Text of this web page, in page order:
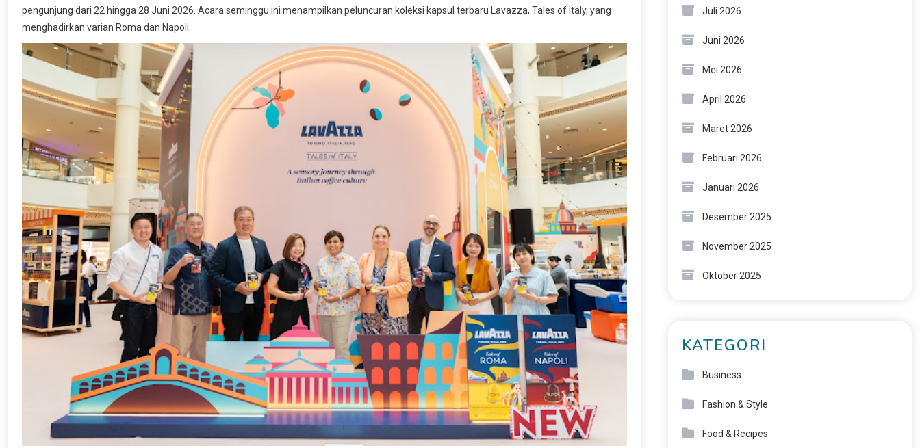
pengunjung dari 22 hingga 28 Juni 2026. Acara seminggu ini menampilkan peluncuran koleksi kapsul terbaru Lavazza, Tales of Italy, yang
menghadirkan varian Roma dan Napoli.
Juli 2026
Juni 2026
Mei 2026
April 2026
Maret 2026
Februari 2026
Januari 2026
Desember 2025
November 2025
Oktober 2025
KATEGORI
Business
Fashion & Style
Food & Recipes